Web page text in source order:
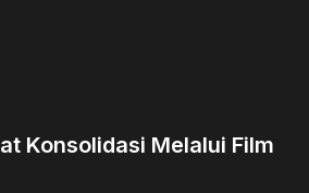
Konsolidasi Melalui Film